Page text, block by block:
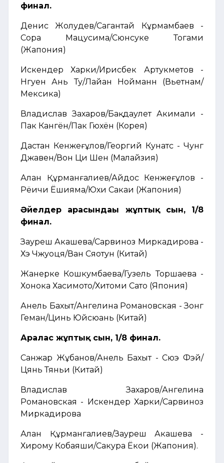
финал.
Денис Жолудев/Сагантай Кұрмамбаев -
Сора Мацусима/Сюнсуке Тогами
(Жапония)
Искендер Харки/Ирисбек Артукметов -
Нгуен Ань Ту/Лайан Нойманн (Вьетнам/
Мексика)
Владислав Захаров/Бақдаулет Акимали -
Пак Кангён/Пак Гюхён (Корея)
Дастан Кенжеғұлов/Георгий Кунатс - Чунг
Джавен/Вон Ци Шен (Малайзия)
Алан Құрманғалиев/Айдос Кенжеғұлов -
Рёичи Ёшияма/Юхи Сакаи (Жапония)
Әйелдер арасындағы жұптық сын, 1/8
финал.
Зауреш Акашева/Сарвиноз Миркадирова -
Хэ Чжуоця/Ван Сяотун (Китай)
Жанерке Кошкумбаева/Гузель Торшаева -
Хонока Хасимото/Хитоми Сато (Япония)
Анель Бахыт/Ангелина Романовская - Зонг
Геман/Цинь Юйсюань (Китай)
Аралас жұптық сын, 1/8 финал.
Санжар Жұбанов/Анель Бахыт - Сюэ Фэй/
Цянь Тяньи (Китай)
Владислав Захаров/Ангелина
Романовская - Искендер Харки/Сарвиноз
Миркадирова
Алан Құрмангалиев/Зауреш Акашева -
Хирому Кобаяши/Сакура Ёкои (Жапония).